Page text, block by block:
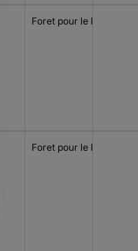
Foret pour le bois
Foret pour le bois